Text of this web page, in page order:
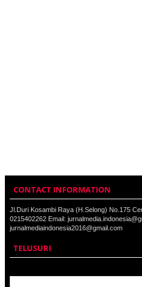
CONTACT INFORMATION
Jl.Duri Kosambi Raya (H.Selong) No.175
0215402262 Email:
jurnalmediaindonesia2016@gmail.com
TELUSURI